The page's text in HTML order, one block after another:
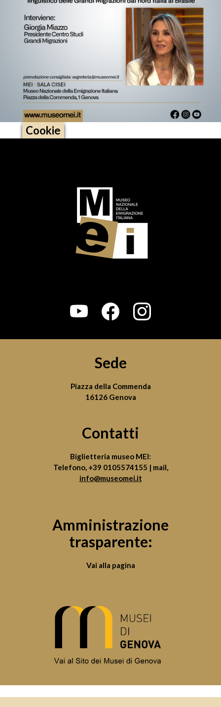
Cookie
Sede
Piazza della Commenda
16126 Genova
Contatti
Biglietteria museo MEI:
Telefono, +39 0105574155 | mail,
info@museomei.it
Amministrazione
trasparente:
Vai alla pagina